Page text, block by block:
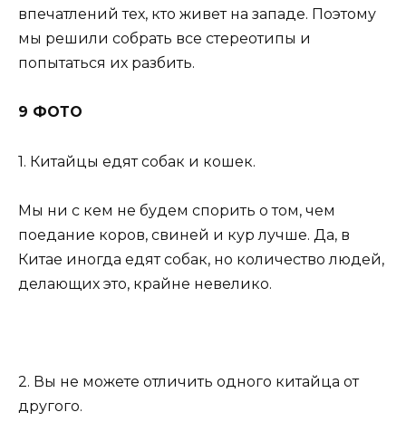
впечатлений тех, кто живет на западе. Поэтому
мы решили собрать все стереотипы и
попытаться их разбить.
9 ФОТО
1. Китайцы едят собак и кошек.
Мы ни с кем не будем спорить о том, чем
поедание коров, свиней и кур лучше. Да, в
Китае иногда едят собак, но количество людей,
делающих это, крайне невелико.
2. Вы не можете отличить одного китайца от
другого.